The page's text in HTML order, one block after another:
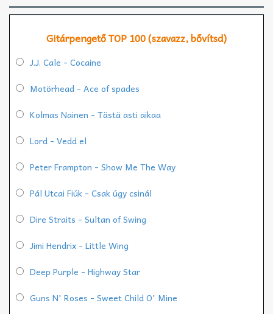
Gitárpengető TOP 100 (szavazz, bővítsd)
J.J. Cale - Cocaine
Motörhead - Ace of spades
Kolmas Nainen - Tästä asti aikaa
Lord - Vedd el
Peter Frampton - Show Me The Way
Pál Utcai Fiúk - Csak úgy csinál
Dire Straits - Sultan of Swing
Jimi Hendrix - Little Wing
Deep Purple - Highway Star
Guns N' Roses - Sweet Child O' Mine